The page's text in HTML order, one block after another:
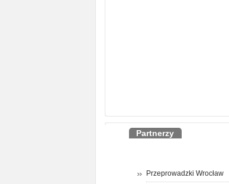
Partnerzy
Przeprowadzki Wrocław